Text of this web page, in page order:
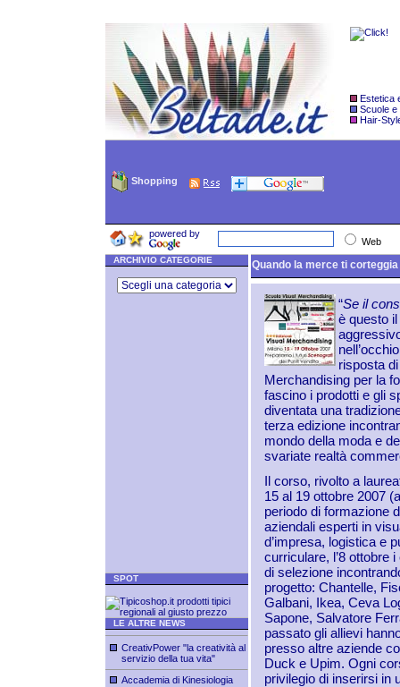
Estetica
Scuole e
Hair-
Shopping
powered by
Web
ARCHIVIO CATEGORIE
SPOT
LE ALTRE NEWS
CreativPower "la creatività al
servizio della tua vita"
Accademia di Kinesiologia
Quando la merce ti
“Se il
è questo
risposta
Merchandising per la
fascino i prodotti e gli
diventata una
terza edizione
mondo della moda e
svariate realtà
Il corso, rivolto a
15 al 19 ottobre 2007
periodo di formazione
aziendali esperti in
d’impresa, logistica e
curriculare, l’8 ottobre
di selezione
progetto: Chantelle,
Galbani, Ikea, Ceva
Sapone, Salvatore
passato gli allievi
presso altre aziende
Duck e Upim. Ogni
privilegio di inserirsi in